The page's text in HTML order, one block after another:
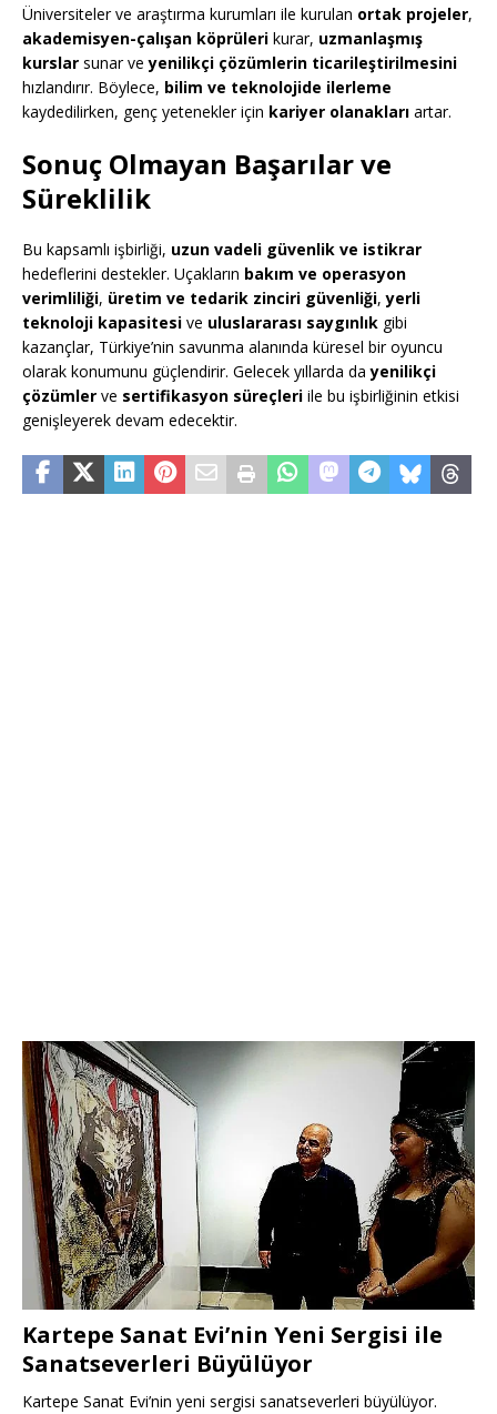
Üniversiteler ve araştırma kurumları ile kurulan ortak projeler,
akademisyen-çalışan köprüleri kurar, uzmanlaşmış
kurslar sunar veyenilikçi çözümlerin ticarileştirilmesini
hızlandırır. Böylece, bilim ve teknolojide ilerleme
kaydedilirken, genç yetenekler için kariyer olanakları artar.
Sonuç Olmayan Başarılar ve
Süreklilik
Bu kapsamlı işbirliği, uzun vadeli güvenlik ve istikrar
hedeflerini destekler. Uçakların bakım ve operasyon
verimliliği, üretim ve tedarik zinciri güvenliği,yerli
teknoloji kapasitesi ve uluslararası saygınlık gibi
kazançlar, Türkiye’nin savunma alanında küresel bir oyuncu
olarak konumunu güçlendirir. Gelecek yıllarda dayenilikçi
çözümler ve sertifikasyon süreçleri ile bu işbirliğinin etkisi
genişleyerek devam edecektir.
Kartepe Sanat Evi’nin Yeni Sergisi ile
Sanatseverleri Büyülüyor
Kartepe Sanat Evi’nin yeni sergisi sanatseverleri büyülüyor.